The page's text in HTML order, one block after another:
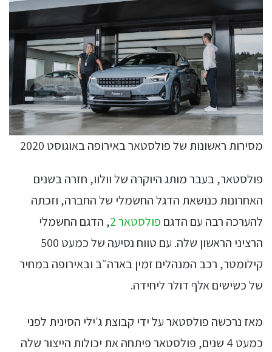
מסירות ראשונות של פולסטאר באירופה באוגוסט 2020
פולסטאר, בעבר מותג היוקרה של וולוו, חזרה בשנים
האחרונות כנושאת הדגל החשמלי של החברה, וזכתה
להערכה רבה עם הדגם פולסטאר 2 , הדגם החשמלי
הרציני הראשון שלה. עם טווח נסיעה של כמעט 500
קילומטר, רכב המנהלים זמין בארה״ב ובאירופה במחיר
של כשישים אלף דולר ליחידה.
מאז נרכשה פולסטאר על ידי קבוצת ג׳ילי הסינית לפני
כמעט 4 שנים, פולסטאר פיתחה את יכולות הייצור שלה